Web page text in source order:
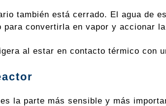
también está cerrado. El agua de
convertirla en vapor y accionar
al estar en contacto térmico con
la parte más sensible y más